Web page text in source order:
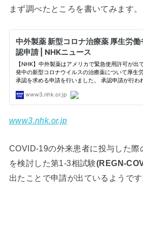
まず調べたところを書いてみます。
www3.nhk.or.jp
COVID-19の外来患者に投与した際
を検討した第1-3相試験(REGN-
出たことで申請が出ているようです